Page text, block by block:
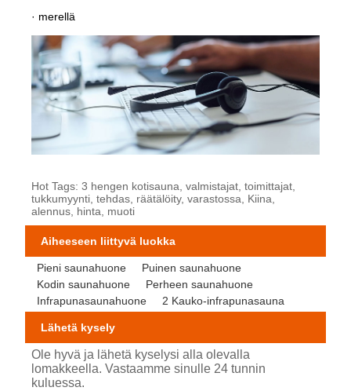
· merellä
Hot Tags: 3 hengen kotisauna, valmistajat, toimittajat,
tukkumyynti, tehdas, räätälöity, varastossa, Kiina,
alennus, hinta, muoti
Aiheeseen liittyvä luokka
Pieni saunahuone
Puinen saunahuone
Kodin saunahuone
Perheen saunahuone
Infrapunasaunahuone
2 Kauko-infrapunasauna
Lähetä kysely
Ole hyvä ja lähetä kyselysi alla olevalla
lomakkeella. Vastaamme sinulle 24 tunnin
kuluessa.